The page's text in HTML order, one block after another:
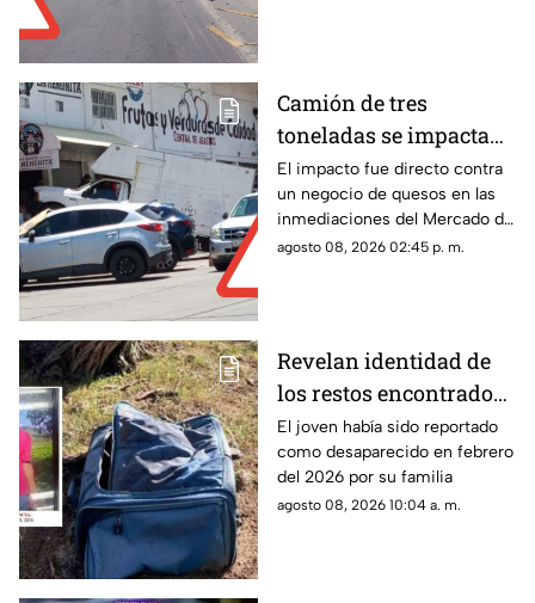
Camión de tres
toneladas se impacta
en Mercado de Abastos
Zacatecas ¿hay
lesionados?
El impacto fue directo contra
un negocio de quesos en las
inmediaciones del Mercado de
Abastos
agosto 08, 2026 02:45 p. m.
Revelan identidad de
los restos encontrados
en una maleta en
Villanueva; era un
joven de 17 años con
ficha de búsqueda
El joven había sido reportado
como desaparecido en febrero
del 2026 por su familia
agosto 08, 2026 10:04 a. m.